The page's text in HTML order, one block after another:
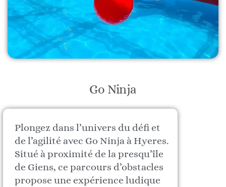
Go Ninja
Plongez dans l’univers du défi et
de l’agilité avec Go Ninja à Hyeres.
Situé à proximité de la presqu’île
de Giens, ce parcours d’obstacles
propose une expérience ludique